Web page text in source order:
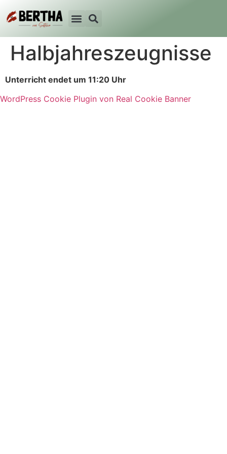
Halbjahreszeugnisse
Unterricht endet um 11:20 Uhr
WordPress Cookie Plugin von Real Cookie Banner